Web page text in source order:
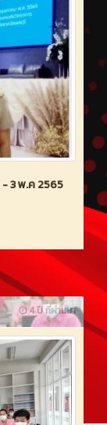
- 3 พ.ค 2565
4 ปี ที่ผ่านมา